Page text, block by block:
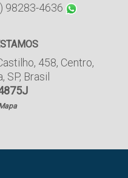
98283-4636
, 458, Centro,
, SP, Brasil